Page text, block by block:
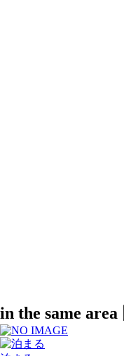
in the same area